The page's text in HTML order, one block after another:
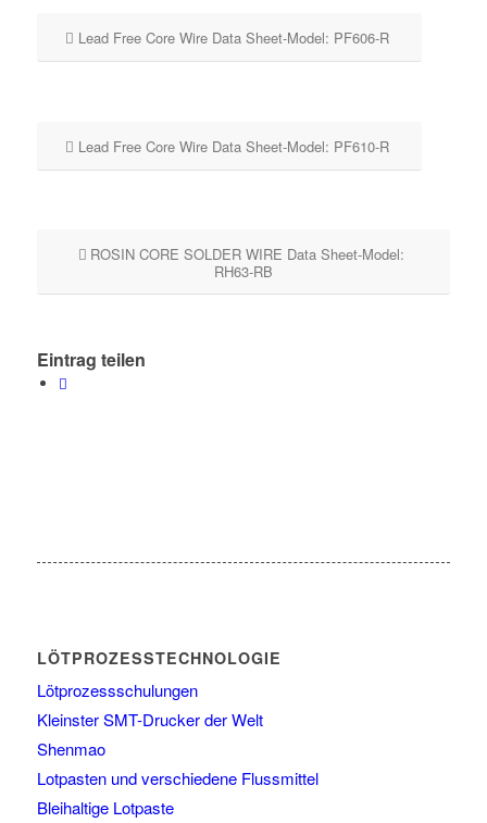
Lead Free Core Wire Data Sheet-Model: PF606-R
Lead Free Core Wire Data Sheet-Model: PF610-R
ROSIN CORE SOLDER WIRE Data Sheet-Model:
RH63-RB
Eintrag teilen
LÖTPROZESSTECHNOLOGIE
Lötprozessschulungen
Kleinster SMT-Drucker der Welt
Shenmao
Lotpasten und verschiedene Flussmittel
Bleihaltige Lotpaste